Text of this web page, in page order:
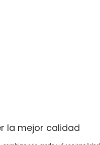
la mejor calidad